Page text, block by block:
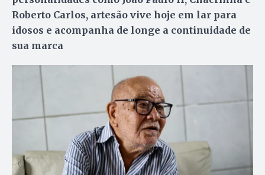
Roberto Carlos, artesão vive hoje em lar para
idosos e acompanha de longe a continuidade de
sua marca